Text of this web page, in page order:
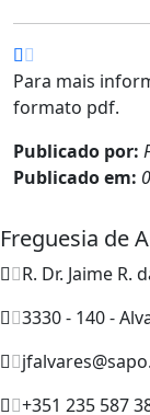
Para mais
formato pdf.
Publicado por:
Publicado em:
Freguesia de
R. Dr. Jaime R.
3330 - 140 -
+351 235 587